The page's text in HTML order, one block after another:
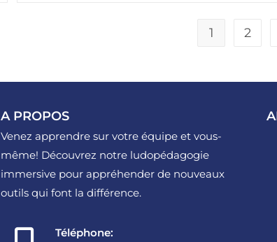
1 2
A PROPOS
Venez apprendre sur votre équipe et vous-
même! Découvrez notre ludopédagogie
immersive pour appréhender de nouveaux
outils qui font la différence.
Téléphone: